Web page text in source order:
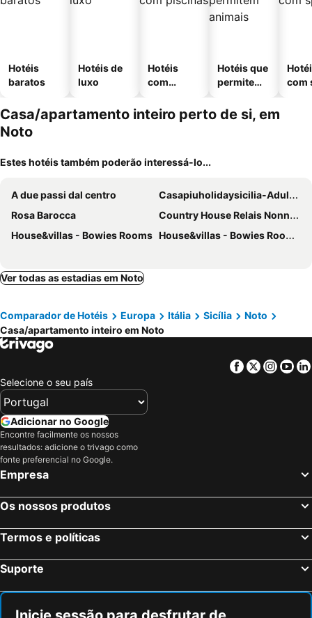
Hotéis
baratos
Hotéis de
luxo
Hotéis
com
Hotéis que
permitem
com
Casa/apartamento inteiro perto de si, em
Noto
Estes hotéis também poderão interessá-lo...
A due passi dal centro
Casapiuholidaysicilia-Adults Only
Rosa Barocca
Country House Relais Nonna Rosa Rosolini (sr)
House&villas - Bowies Rooms House&villas - Bowies Rooms - Il Ficodindia
Ver todas as estadias em Noto
Comparador de Hotéis Europa Itália Sicília
Noto
Casa/apartamento inteiro em Noto
Facebook
Twitter
Selecione o seu país
Adicionar no Google
Encontre facilmente os nossos
resultados: adicione o trivago como
fonte preferencial no Google.
Empresa
Os nossos produtos
Termos e políticas
Suporte